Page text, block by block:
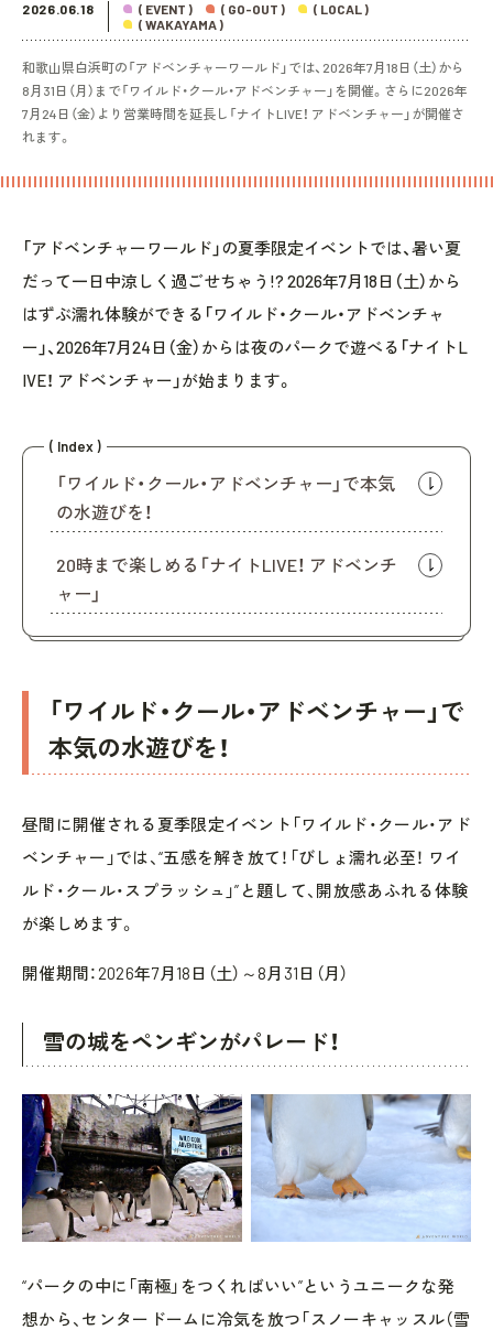
2026.06.18 ( EVENT ) ( GO-OUT )
( LOCAL )
( WAKAYAMA )
和歌山県白浜町の「アドベンチャーワールド」では、2026年7月18日（土）から
8月31日（月）まで「ワイルド・クール・アドベンチャー」を開催。さらに2026年
7月24日（金）より営業時間を延長し「ナイトLIVE！ アドベンチャー」が開催さ
れます。
「アドベンチャーワールド」の夏季限定イベントでは、暑い夏
だって一日中涼しく過ごせちゃう!? 2026年7月18日（土）から
はずぶ濡れ体験ができる「ワイルド・クール・アドベンチャ
ー」、2026年7月24日（金）からは夜のパークで遊べる「ナイトL
IVE！ アドベンチャー」が始まります。
( Index )
「ワイルド・クール・アドベンチャー」で本気
の水遊びを！
20時まで楽しめる「ナイトLIVE！ アドベンチ
ャー」
「ワイルド・クール・アドベンチャー」で
本気の水遊びを！
昼間に開催される夏季限定イベント「ワイルド・クール・アド
ベンチャー」では、“五感を解き放て！「びしょ濡れ必至！ ワイ
ルド・クール・スプラッシュ」”と題して、開放感あふれる体験
が楽しめます。
開催期間：2026年7月18日（土）～8月31日（月）
雪の城をペンギンがパレード！
“パークの中に「南極」をつくればいい”というユニークな発
想から、センタードームに冷気を放つ「スノーキャッスル（雪